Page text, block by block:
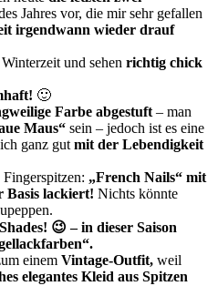
Jahres vor, die mir sehr gefallen
irgendwann wieder drauf
und sehen richtig chick
🙂
Farbe abgestuft – man
Maus“ sein – jedoch ist es eine
ganz gut mit der Lebendigkeit
„French Nails“ mit
Basis lackiert! Nichts könnte
😉 – in dieser Saison
einem Vintage-Outfit, weil
elegantes Kleid aus Spitzen